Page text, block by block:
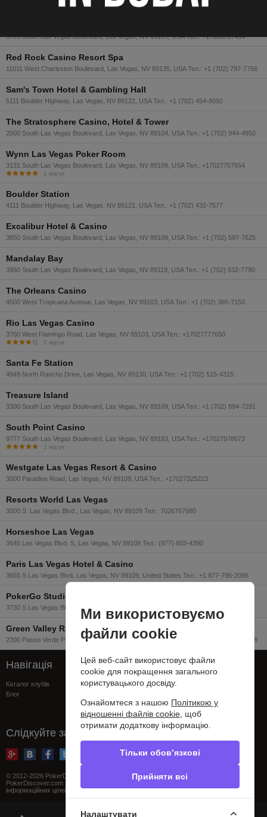
129 Fremont Street, Las Vegas, NV 89101, USA Тел.: +17023868383
3799 South Las Vegas Boulevard, Las Vegas, NV 89109, USA Тел.: +17028917434
Red Rock Casino Resort Spa
11011 West Charleston Boulevard, Las Vegas, NV 89135, USA Тел.: +1 (702) 797-7766
Sam's Town Hotel & Gambling Hall
5111 Boulder Highway, Las Vegas, NV 89122, USA Тел.: +1 (702) 454-8092
The Stratosphere Casino, Hotel & Tower
2000 South Las Vegas Boulevard, Las Vegas, NV 89104, USA Тел.: +1 (702) 944-4950
Wynn Las Vegas Poker Room
3131 South Las Vegas Boulevard, Las Vegas, NV 89109, USA Тел.: +17027707654
1 відгук
Boulder Station
4111 Boulder Highway, Las Vegas, NV 89121, USA Тел.: +1 (702) 432-7577
Excalibur Hotel & Casino
3850 South Las Vegas Boulevard, Las Vegas, NV 89109, USA Тел.: +1 (702) 597-7625
Mandalay Bay
3950 South Las Vegas Boulevard, Las Vegas, NV 89119, USA Тел.: +1 (702) 632-7790
The Orleans Casino
4500 West Tropicana Avenue, Las Vegas, NV 89103, USA Тел.: +1 (702) 365-7150
Rio Las Vegas Casino
3700 West Flamingo Road, Las Vegas, NV 89103, USA Тел.: +17027777650
1 відгук
Santa Fe Station
4949 North Rancho Drive, Las Vegas, NV 89130, USA Тел.: +1 (702) 515-4315
Treasure Island
3300 South Las Vegas Boulevard, Las Vegas, NV 89109, USA Тел.: +1 (702) 894-7291
South Point Casino
9777 South Las Vegas Boulevard, Las Vegas, NV 89183, USA Тел.: +17027978073
1 відгук
Westgate Las Vegas Resort & Casino
3000 Paradise Road, Las Vegas, NV 89109, USA Тел.: +17027325223
Resorts World Las Vegas
3000 S. Las Vegas Blvd., Las Vegas, NV 89109 Тел.: 7026767680
Horseshoe Las Vegas
3645 Las Vegas Blvd. S, Las Vegas, NV 89109 Тел.: (877) 603-4390
Paris Las Vegas Hotel & Casino
3655 S Las Vegas Blvd, Las Vegas, NV 89109, United States Тел.: +1 877-796-2096
PokerGo Studio at ARIA
3730 S Las Vegas Blvd Suite 270, Las Vegas, NV 89158 Тел.: (866) 476-5374
Green Valley Ranch Casino
2300 Paseo Verde Parkway, Henderson, NV 89052, Las Vegas, USA Тел.: 7026176928
Навігація
Каталог клубів
Блог
Підтримка
FAQ
Сообщить об ошибке
Privacy policy
Слідкуйте за нами
© 2012-2026 PokerDiscover.com. Всі права захищені.
PokerDiscover.com не є організатором ігор. Сайт призначений виключно для
інформаційних цілей. 18+
Ми використовуємо
файли cookie
Цей веб-сайт використовує файли
cookie для покращення загального
користувацького досвіду.
Ознайомтеся з нашою Політикою у
відношенні файлів cookie, щоб
отримати додаткову інформацію.
Тільки обов’язкові
Прийняти всі
Налаштувати